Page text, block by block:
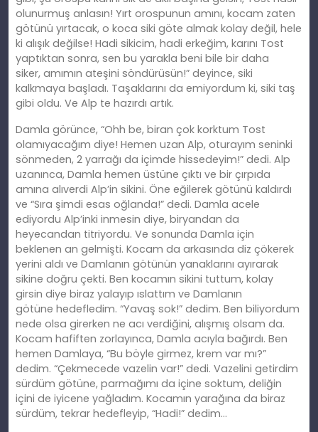
olunurmuş anlasın! Yırt orospunun amını, kocam zaten
götünü yırtacak, o koca siki göte almak kolay değil, hele
ki alışık değilse! Hadi sikicim, hadi erkeğim, karını Tost
yaptıktan sonra, sen bu yarakla beni bile bir daha
siker, amımın ateşini söndürüsün!” deyince, siki
kalkmaya başladı. Taşaklarını da emiyordum ki, siki taş
gibi oldu. Ve Alp te hazırdı artık.
Damla görünce, “Ohh be, biran çok korktum Tost
olamıyacağım diye! Hemen uzan Alp, oturayım seninki
sönmeden, 2 yarrağı da içimde hissedeyim!” dedi. Alp
uzanınca, Damla hemen üstüne çıktı ve bir çırpıda
amına alıverdi Alp’in sikini. Öne eğilerek götünü kaldırdı
ve “Sıra şimdi esas oğlanda!” dedi. Damla acele
ediyordu Alp’inki inmesin diye, biryandan da
heyecandan titriyordu. Ve sonunda Damla için
beklenen an gelmişti. Kocam da arkasında diz çökerek
yerini aldı ve Damlanın götünün yanaklarını ayırarak
sikine doğru çekti. Ben kocamın sikini tuttum, kolay
girsin diye biraz yalayıp ıslattım ve Damlanın
götüne hedefledim. “Yavaş sok!” dedim. Ben biliyordum
nede olsa girerken ne acı verdiğini, alışmış olsam da.
Kocam hafiften zorlayınca, Damla acıyla bağırdı. Ben
hemen Damlaya, “Bu böyle girmez, krem var mı?”
dedim. “Çekmecede vazelin var!” dedi. Vazelini getirdim
sürdüm götüne, parmağımı da içine soktum, deliğin
içini de iyicene yağladım. Kocamın yarağına da biraz
sürdüm, tekrar hedefleyip, “Hadi!” dedim…